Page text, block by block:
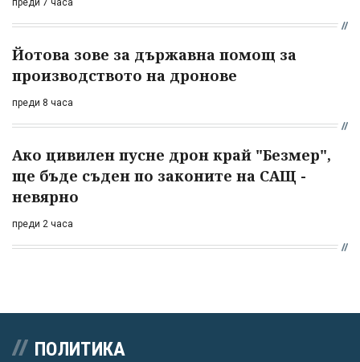
преди 7 часа
Йотова зове за държавна помощ за
производството на дронове
преди 8 часа
Ако цивилен пусне дрон край "Безмер",
ще бъде съден по законите на САЩ -
невярно
преди 2 часа
ПОЛИТИКА